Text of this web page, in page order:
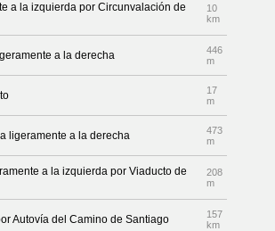
a la izquierda por Circunvalación de
10
km
a la derecha
446
m
17
m
ligeramente a la derecha
473
m
a la izquierda por Viaducto de
208
m
Autovía del Camino de Santiago
157
km